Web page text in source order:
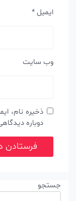
ایمیل*
وب‌ سایت
ذخیره نام،
دوباره دیدگاهی
جستجو